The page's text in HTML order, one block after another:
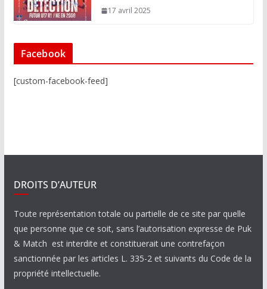
17 avril 2025
Facebook
[custom-facebook-feed]
DROITS D’AUTEUR
Toute représentation totale ou partielle de ce site par quelle
que personne que ce soit, sans l’autorisation expresse de Puk
& Match est interdite et constituerait une contrefaçon
sanctionnée par les articles L. 335-2 et suivants du Code de la
propriété intellectuelle.